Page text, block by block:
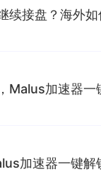
续接盘？海外如
Malus加速器
加速器一键解